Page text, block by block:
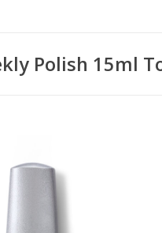
Polish 15ml